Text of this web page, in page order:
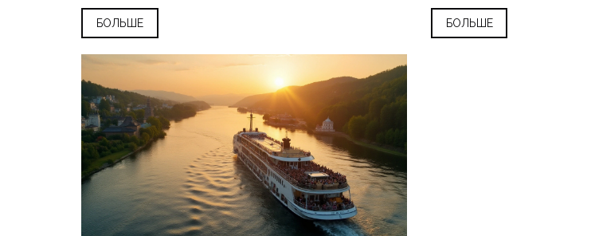
предлагаемых удобств. Читатель узнает, как
экономическая обстановка и сезонность могут
сделать такие путешествия доступнее.
БОЛЬШЕ
выгодного приобретения
Для тех, кто мечтает о
БОЛЬШЕ